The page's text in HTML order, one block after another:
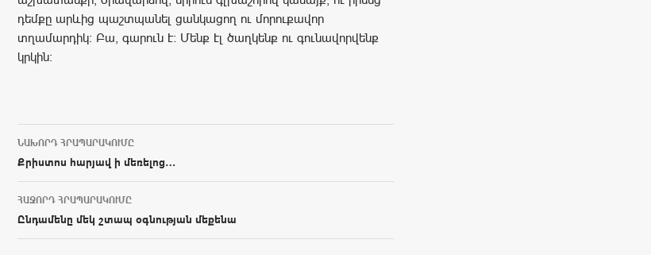
դեմքը արևից պաշտպանել ցանկացող ու մորուքավոր
տղամարդիկ: Բա, գարուն է: Մենք էլ ծաղկենք ու գունավորվենք
կրկին:
Post navigation
ՆԱԽՈՐԴ ՀՐԱՊԱՐԱԿՈՒՄԸ
Քրիստոս հարյավ ի մեռելոց…
ՀԱՋՈՐԴ ՀՐԱՊԱՐԱԿՈՒՄԸ
Ընդամենը մեկ շտապ օգնության մեքենա